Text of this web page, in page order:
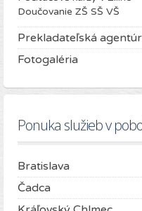
Doučovanie ZŠ SŠ VŠ
Prekladateľská
Fotogaléria
Ponuka služieb v
Bratislava
Čadca